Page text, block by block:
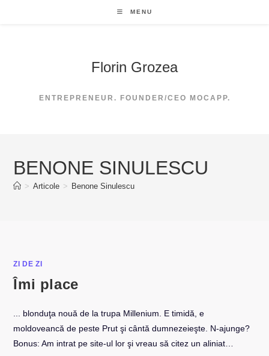
MENU
Florin Grozea
ENTREPRENEUR. FOUNDER/CEO MOCAPP.
BENONE SINULESCU
> Articole > Benone Sinulescu
ZI DE ZI
Îmi place
... blonduţa nouă de la trupa Millenium. E timidă, e
moldoveancă de peste Prut şi cântă dumnezeieşte. N-ajunge?
Bonus: Am intrat pe site-ul lor şi vreau să citez un aliniat…